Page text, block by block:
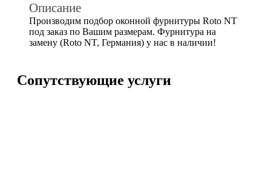
Описание
Производим подбор оконной фурнитуры Roto NT
под заказ по Вашим размерам. Фурнитура на
замену (Roto NT, Германия) у нас в наличии!
Сопутствующие услуги